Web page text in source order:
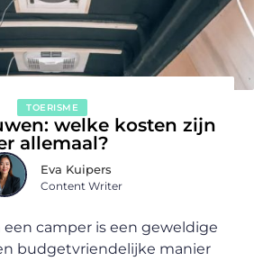
TOERISME
welke kosten zijn
allemaal?
Eva Kuipers
Content Writer
camper is een geweldige
budgetvriendelijke manier